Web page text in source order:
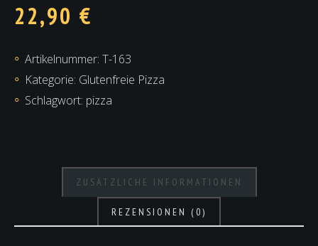
22,90 €
Artikelnummer: T-163
Kategorie: Glutenfreie Pizza
Schlagwort: pizza
ZUSÄTZLICHE INFORMATIONEN
REZENSIONEN (0)